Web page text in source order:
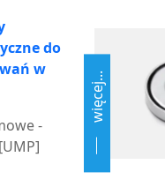
do
w
-
więcej...